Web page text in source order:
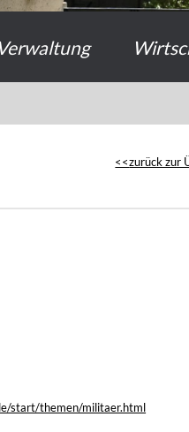
Verwaltung
zurück zur
start/themen/militaer.html